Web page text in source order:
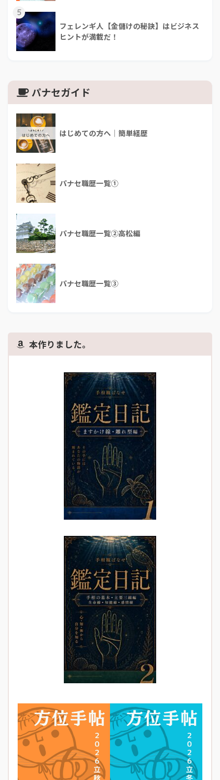
5
フェレンギ人【金儲けの秘訣】はビジネス
ヒントが満載だ！
パナセガイド
はじめての方へ｜簡単経歴
パナセ職歴一覧①
パナセ職歴一覧②高松編
パナセ職歴一覧③
本作りました。